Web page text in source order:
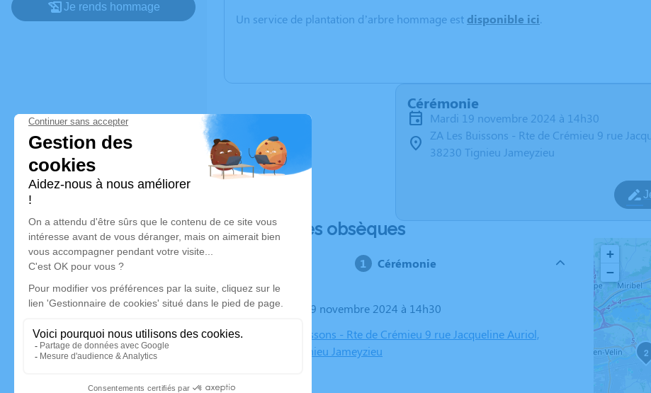
Je rends hommage
Un service de plantation d’arbre hommage est disponible ici.
Cérémonie
mardi 19 novembre 2024 à 14h30
ZA Les Buissons - Rte de Crémieu 9 rue
38230 Tignieu Jameyzieu
Déroulé des obsèques
Cérémonie
Le mardi 19 novembre 2024 à 14h30
ZA Les Buissons - Rte de Crémieu 9 rue Jacqueline Auriol,
38230 Tignieu Jameyzieu
2
+
−